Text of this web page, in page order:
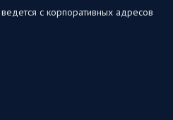
с корпоративных адресов